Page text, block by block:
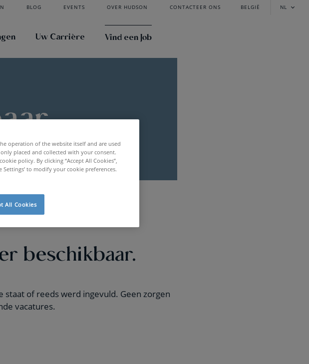
BLOG EVENTS OVER HUDSON CONTACTEER ONS BELGIË NL
Uw Carrière Vind een Job
beschikbaar.
of reeds werd ingevuld. Geen zorgen
vacatures.
operation of the website itself and are used
placed and collected with your consent.
policy. By clicking “Accept All Cookies”,
to modify your cookie preferences.
All Cookies